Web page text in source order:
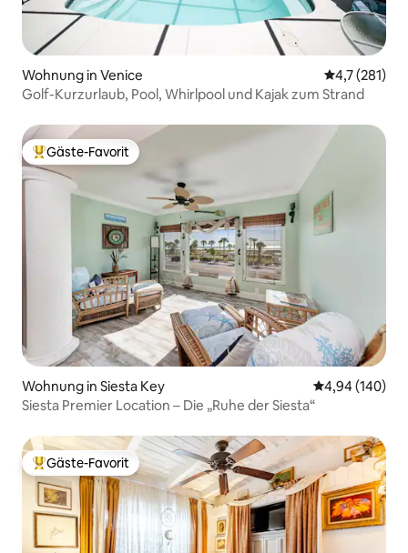
Wohnung in Venice
4,7 (281)
Golf-Kurzurlaub, Pool, Whirlpool und Kajak zum Strand
Beliebter Gäste-Favorit.
Gäste-Favorit
Wohnung in Siesta Key
4,94 (140)
Siesta Premier Location – Die „Ruhe der Siesta“
Beliebter Gäste-Favorit.
Gäste-Favorit